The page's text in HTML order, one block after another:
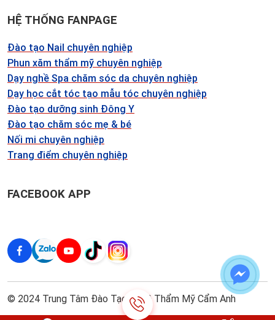
HỆ THỐNG FANPAGE
Đào tạo Nail chuyên nghiệp
Phun xăm thẩm mỹ chuyên nghiệp
Dạy nghề Spa chăm sóc da chuyên nghiệp
Dạy học cắt tóc tạo mẫu tóc chuyên nghiệp
Đào tạo dưỡng sinh Đông Y
Đào tạo chăm sóc mẹ & bé
Nối mi chuyên nghiệp
Trang điểm chuyên nghiệp
FACEBOOK APP
© 2024 Trung Tâm Đào Tạo Nghề Thẩm Mỹ Cẩm Anh